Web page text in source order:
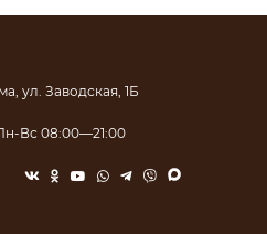
ул. Заводская, 1Б
Вс 08:00—21:00